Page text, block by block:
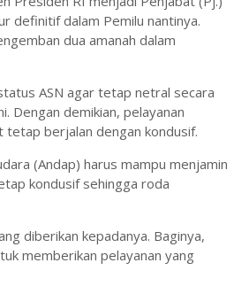
definitif dalam Pemilu nantinya.
dua amanah dalam
ASN agar tetap netral secara
Dengan demikian, pelayanan
tetap berjalan dengan kondusif.
(Andap) harus mampu menjamin
kondusif sehingga roda
diberikan kepadanya. Baginya,
memberikan pelayanan yang